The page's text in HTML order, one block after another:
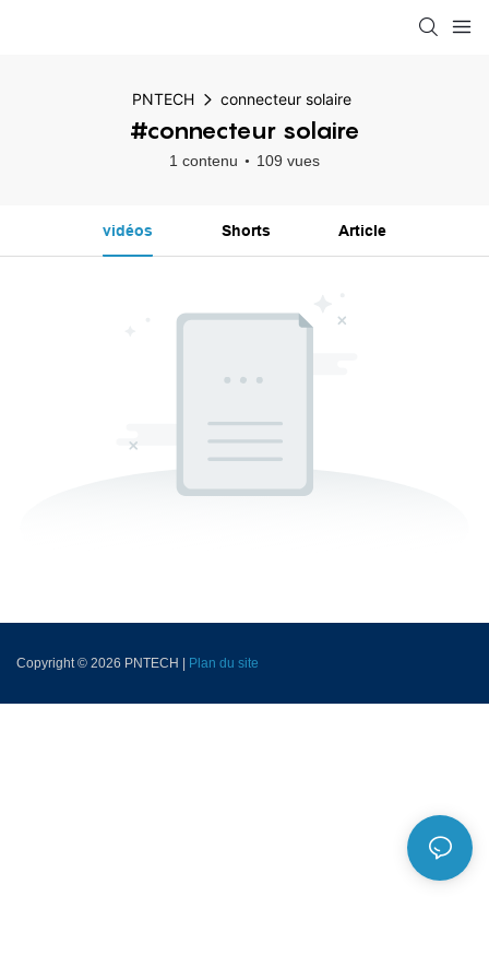
PNTECH connecteur solaire
#connecteur solaire
1 contenu 109 vues
vidéos Shorts Article
Copyright © 2026 PNTECH | Plan du site